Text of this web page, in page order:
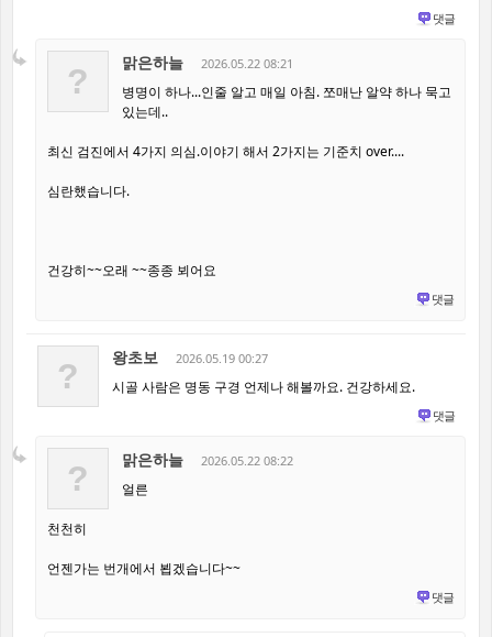
댓글
? 맑은하늘 2026.05.22 08:21
병명이 하나...인줄 알고 매일 아침. 쪼매난 알약 하나 묵고
있는데..
최신 검진에서 4가지 의심.이야기 해서 2가지는 기준치 over....
심란했습니다.
건강히~~오래 ~~종종 뵈어요
댓글
? 왕초보 2026.05.19 00:27
시골 사람은 명동 구경 언제나 해볼까요. 건강하세요.
댓글
? 맑은하늘 2026.05.22 08:22
얼른
천천히
언젠가는 번개에서 뵙겠습니다~~
댓글